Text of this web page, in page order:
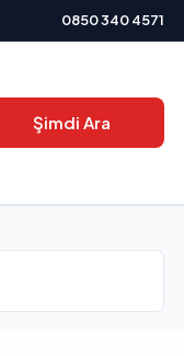
0850 340 4571
Şimdi Ara